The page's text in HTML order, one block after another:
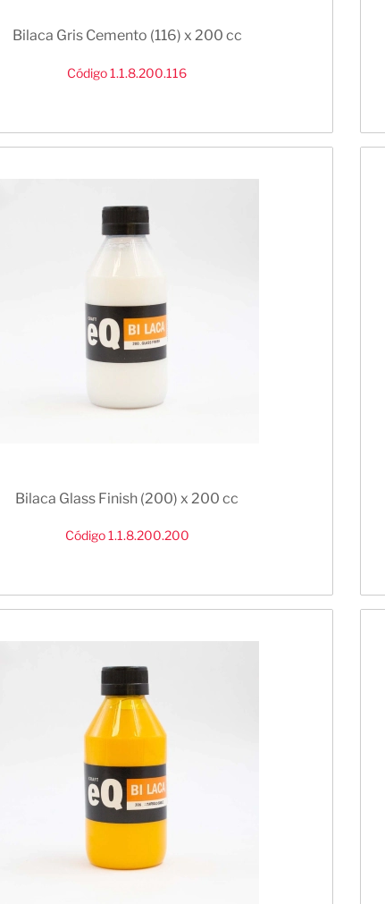
Bilaca Gris Cemento (116) x 200 cc
Código 1.1.8.200.116
Bilaca Glass Finish (200) x 200 cc
Código 1.1.8.200.200